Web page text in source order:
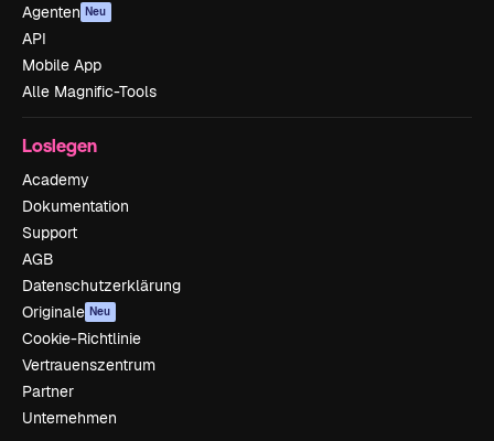
Agenten Neu
API
Mobile App
Alle Magnific-Tools
Loslegen
Academy
Dokumentation
Support
AGB
Datenschutzerklärung
Originale Neu
Cookie-Richtlinie
Vertrauenszentrum
Partner
Unternehmen